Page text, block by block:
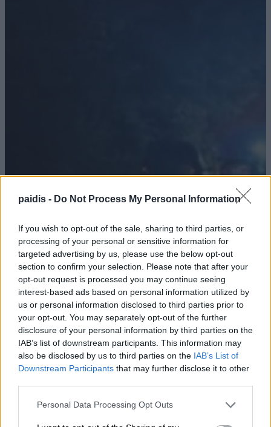
paidis - Do Not Process My Personal Information
If you wish to opt-out of the sale, sharing to third parties, or
processing of your personal or sensitive information for
targeted advertising by us, please use the below opt-out
section to confirm your selection. Please note that after your
opt-out request is processed you may continue seeing
interest-based ads based on personal information utilized by
us or personal information disclosed to third parties prior to
your opt-out. You may separately opt-out of the further
disclosure of your personal information by third parties on the
IAB’s list of downstream participants. This information may
also be disclosed by us to third parties on the IAB’s List of
Downstream Participants that may further disclose it to other
Personal Data Processing Opt Outs
Επικίνδυνος λόγω έλλειψης
φωτισμού ο δρόμος Τυρνάβου –
Αμπελώνα
09/08/2026 , 21:05
Θλίψη για τον θάνατο του 57χρονου
Νικολάου Τσιλιμίγκα – Αύριο Δευτέρα
στους Γόννους η κηδεία του